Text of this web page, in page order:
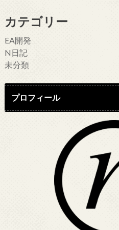
カテゴリー
EA開発
N日記
未分類
プロフィール